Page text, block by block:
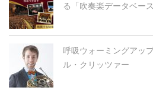
る「吹奏楽データベー
呼吸ウォーミングアッ
ル・クリッツァー